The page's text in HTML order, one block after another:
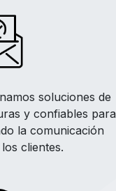
soluciones de
y confiables para
la comunicación
clientes.